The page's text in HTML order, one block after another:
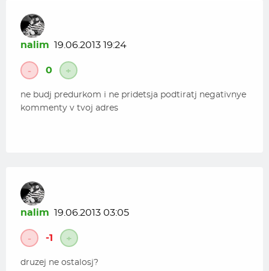
nalim 19.06.2013 19:24
- 0 +
ne budj predurkom i ne pridetsja podtiratj negativnye
kommenty v tvoj adres
nalim 19.06.2013 03:05
- -1 +
druzej ne ostalosj?